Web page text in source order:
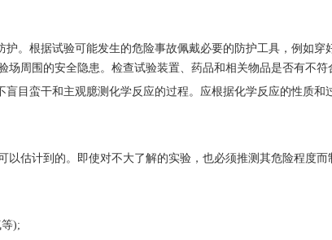
。根据试验可能发生的危险事故佩戴必要的防护工具，例如穿
场周围的安全隐患。检查试验装置、药品和相关物品是否有不符
目蛮干和主观臆测化学反应的过程。应根据化学反应的性质和
以估计到的。即使对不大了解的实验，也必须推测其危险程度
);